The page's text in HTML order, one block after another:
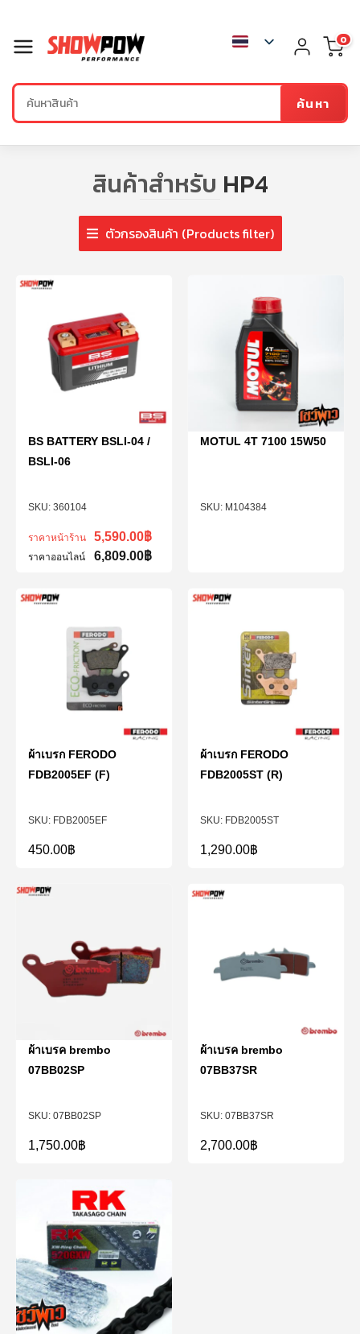
ค้นหา
0
สินค้าสำหรับ HP4
ตัวกรองสินค้า (Products filter)
360104
BS BATTERY BSLI-04 /
BSLI-06
ราคาหน้าร้าน 5,590.00฿
ราคาออนไลน์ 6,809.00฿
M104384
MOTUL 4T 7100 15W50
FDB2005EF
ผ้าเบรก FERODO
FDB2005EF (F)
450.00฿
FDB2005ST
ผ้าเบรก FERODO
FDB2005ST (R)
1,290.00฿
07BB02SP
ผ้าเบรค brembo
07BB02SP
1,750.00฿
07BB37SR
ผ้าเบรค brembo
07BB37SR
2,700.00฿